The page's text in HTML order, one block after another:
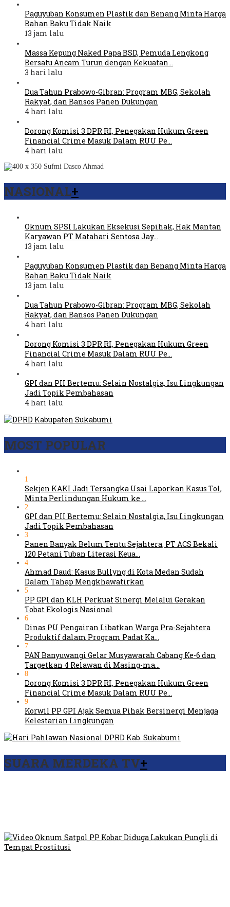
Paguyuban Konsumen Plastik dan Benang Minta Harga
Bahan Baku Tidak Naik
13 jam lalu
Massa Kepung Naked Papa BSD, Pemuda Lengkong
Bersatu Ancam Turun dengan Kekuatan…
3 hari lalu
Dua Tahun Prabowo-Gibran: Program MBG, Sekolah
Rakyat, dan Bansos Panen Dukungan
4 hari lalu
Dorong Komisi 3 DPR RI, Penegakan Hukum Green
Financial Crime Masuk Dalam RUU Pe…
4 hari lalu
NASIONAL+
Oknum SPSI Lakukan Eksekusi Sepihak, Hak Mantan
Karyawan PT Matahari Sentosa Jay…
13 jam lalu
Paguyuban Konsumen Plastik dan Benang Minta Harga
Bahan Baku Tidak Naik
13 jam lalu
Dua Tahun Prabowo-Gibran: Program MBG, Sekolah
Rakyat, dan Bansos Panen Dukungan
4 hari lalu
Dorong Komisi 3 DPR RI, Penegakan Hukum Green
Financial Crime Masuk Dalam RUU Pe…
4 hari lalu
GPI dan PII Bertemu: Selain Nostalgia, Isu Lingkungan
Jadi Topik Pembahasan
4 hari lalu
MOST POPULAR
1
Sekjen KAKI Jadi Tersangka Usai Laporkan Kasus Tol,
Minta Perlindungan Hukum ke …
2
GPI dan PII Bertemu: Selain Nostalgia, Isu Lingkungan
Jadi Topik Pembahasan
3
Panen Banyak Belum Tentu Sejahtera, PT ACS Bekali
120 Petani Tuban Literasi Keua…
4
Ahmad Daud: Kasus Bullyng di Kota Medan Sudah
Dalam Tahap Mengkhawatirkan
5
PP GPI dan KLH Perkuat Sinergi Melalui Gerakan
Tobat Ekologis Nasional
6
Dinas PU Pengairan Libatkan Warga Pra-Sejahtera
Produktif dalam Program Padat Ka…
7
PAN Banyuwangi Gelar Musyawarah Cabang Ke-6 dan
Targetkan 4 Relawan di Masing-ma…
8
Dorong Komisi 3 DPR RI, Penegakan Hukum Green
Financial Crime Masuk Dalam RUU Pe…
9
Korwil PP GPI Ajak Semua Pihak Bersinergi Menjaga
Kelestarian Lingkungan
SUARA MERDEKA TV+